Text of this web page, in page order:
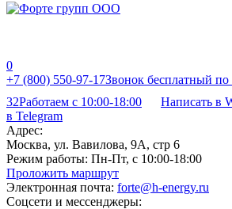
0
+7 (800) 550-97-17Звонок бесплатный
32Работаем с 10:00-18:00 Написать в
в Telegram
Адрес:
Москва, ул. Вавилова, 9А, стр 6
Режим работы: Пн-Пт, с 10:00-18:00
Проложить маршрут
Электронная почта: forte@h-energy.ru
Соцсети и мессенджеры: